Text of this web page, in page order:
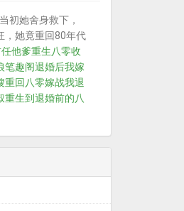
初她舍身救下，
，她竟重回80年代
他爹重生八零收
笔趣阁退婚后我嫁
重回八零嫁战我退
重生到退婚前的八